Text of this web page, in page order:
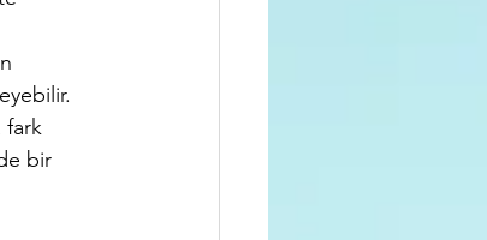
fark
bir